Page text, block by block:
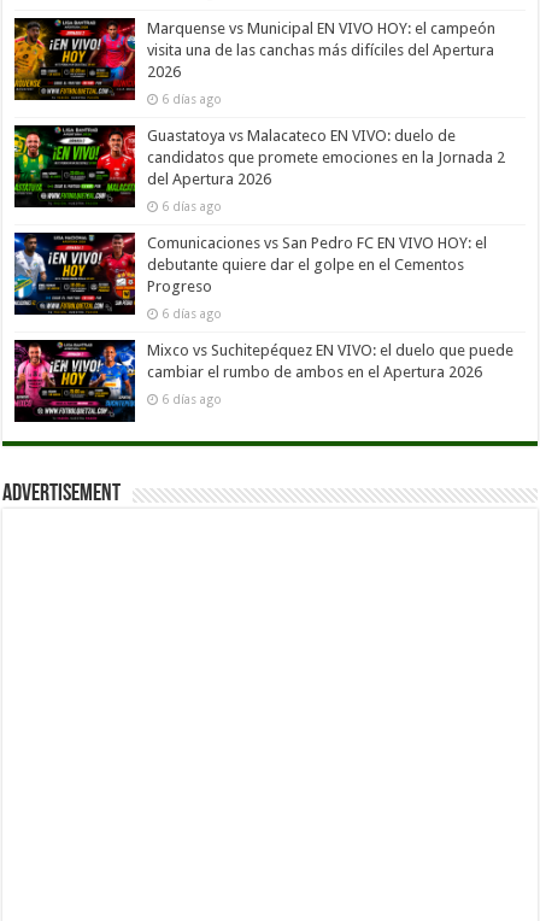
Marquense vs Municipal EN VIVO HOY: el campeón
visita una de las canchas más difíciles del Apertura
2026
6 días ago
Guastatoya vs Malacateco EN VIVO: duelo de
candidatos que promete emociones en la Jornada 2
del Apertura 2026
6 días ago
Comunicaciones vs San Pedro FC EN VIVO HOY: el
debutante quiere dar el golpe en el Cementos
Progreso
6 días ago
Mixco vs Suchitepéquez EN VIVO: el duelo que puede
cambiar el rumbo de ambos en el Apertura 2026
6 días ago
Advertisement